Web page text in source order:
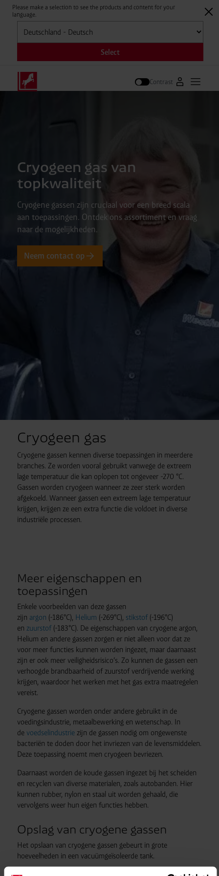
Please make a selection to see the products and content for your
language.
Selecteren
Select
Contrast Naar
Cryogeen gas van
topkwaliteit
Cryogene gassen zijn cruciaal voor een breed scala
aan toepassingen. Ontdek ons assortiment en vraag
naar de mogelijkheden.
Neem contact op
Cryogeen gas
Cryogene gassen kennen diverse toepassingen in meerdere
branches. Ze worden vooral gebruikt vanwege de extreem
lage temperatuur die kan oplopen tot ongeveer -270 °C.
Gassen worden cryogeen wanneer ze zeer sterk worden
afgekoeld. Wanneer gassen een extreem lage temperatuur
krijgen, krijgen ze een extra functie die voldoet in diverse
industriële processen.
Meer eigenschappen en
toepassingen
Enkele voorbeelden van deze gassen
zijn argon (-186°C), Helium (-269°C), stikstof(-196°C)
en zuurstof(-183°C). De eigenschappen van cryogene argon,
Helium en andere gassen zorgen er niet alleen voor dat ze
voor meer functies kunnen worden ingezet, maar daarnaast
zijn er ook meer veiligheidsrisico’s. Zo kunnen de gassen een
verhoogde brandbaarheid of zuurstof verdrijvende werking
krijgen, waardoor het werken met het gas extra maatregelen
vereist.
Cryogene gassen worden onder andere gebruikt in de
voedingsindustrie, metaalbewerking en wetenschap. In
de voedselindustriezijn de gassen nodig om ongewenste
bacteriën te doden door het invriezen van de levensmiddelen.
Deze toepassing noemt men cryogeen bevriezen.
Daarnaast worden de koude gassen ingezet bij het scheiden
en recyclen van diverse materialen, zoals autobanden. Hier
kunnen rubber, nylon en staal uit worden gehaald, die
vervolgens weer hun eigen functies hebben.
Opslag van cryogene gassen
Het opslaan van cryogene gassen gebeurt in grote
hoeveelheden in een vacuümgeïsoleerde tank.